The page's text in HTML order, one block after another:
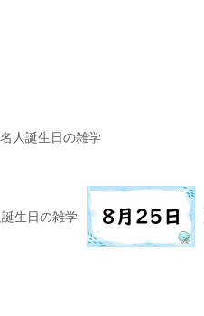
人誕生日の雑学
生日の雑学